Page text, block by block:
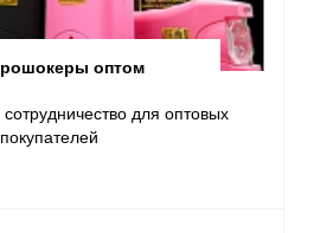
оптом
для оптовых
покупателей